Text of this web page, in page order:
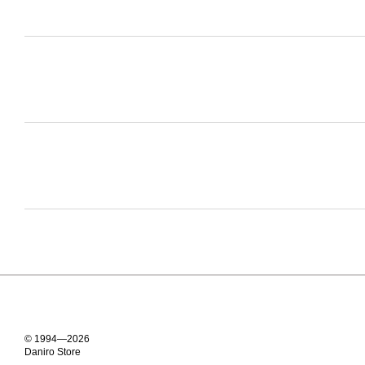
© 1994—2026
Daniro Store